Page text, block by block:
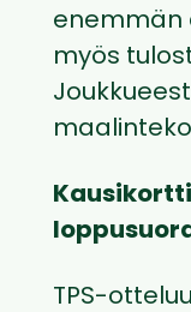
enemmän
myös
TPS-